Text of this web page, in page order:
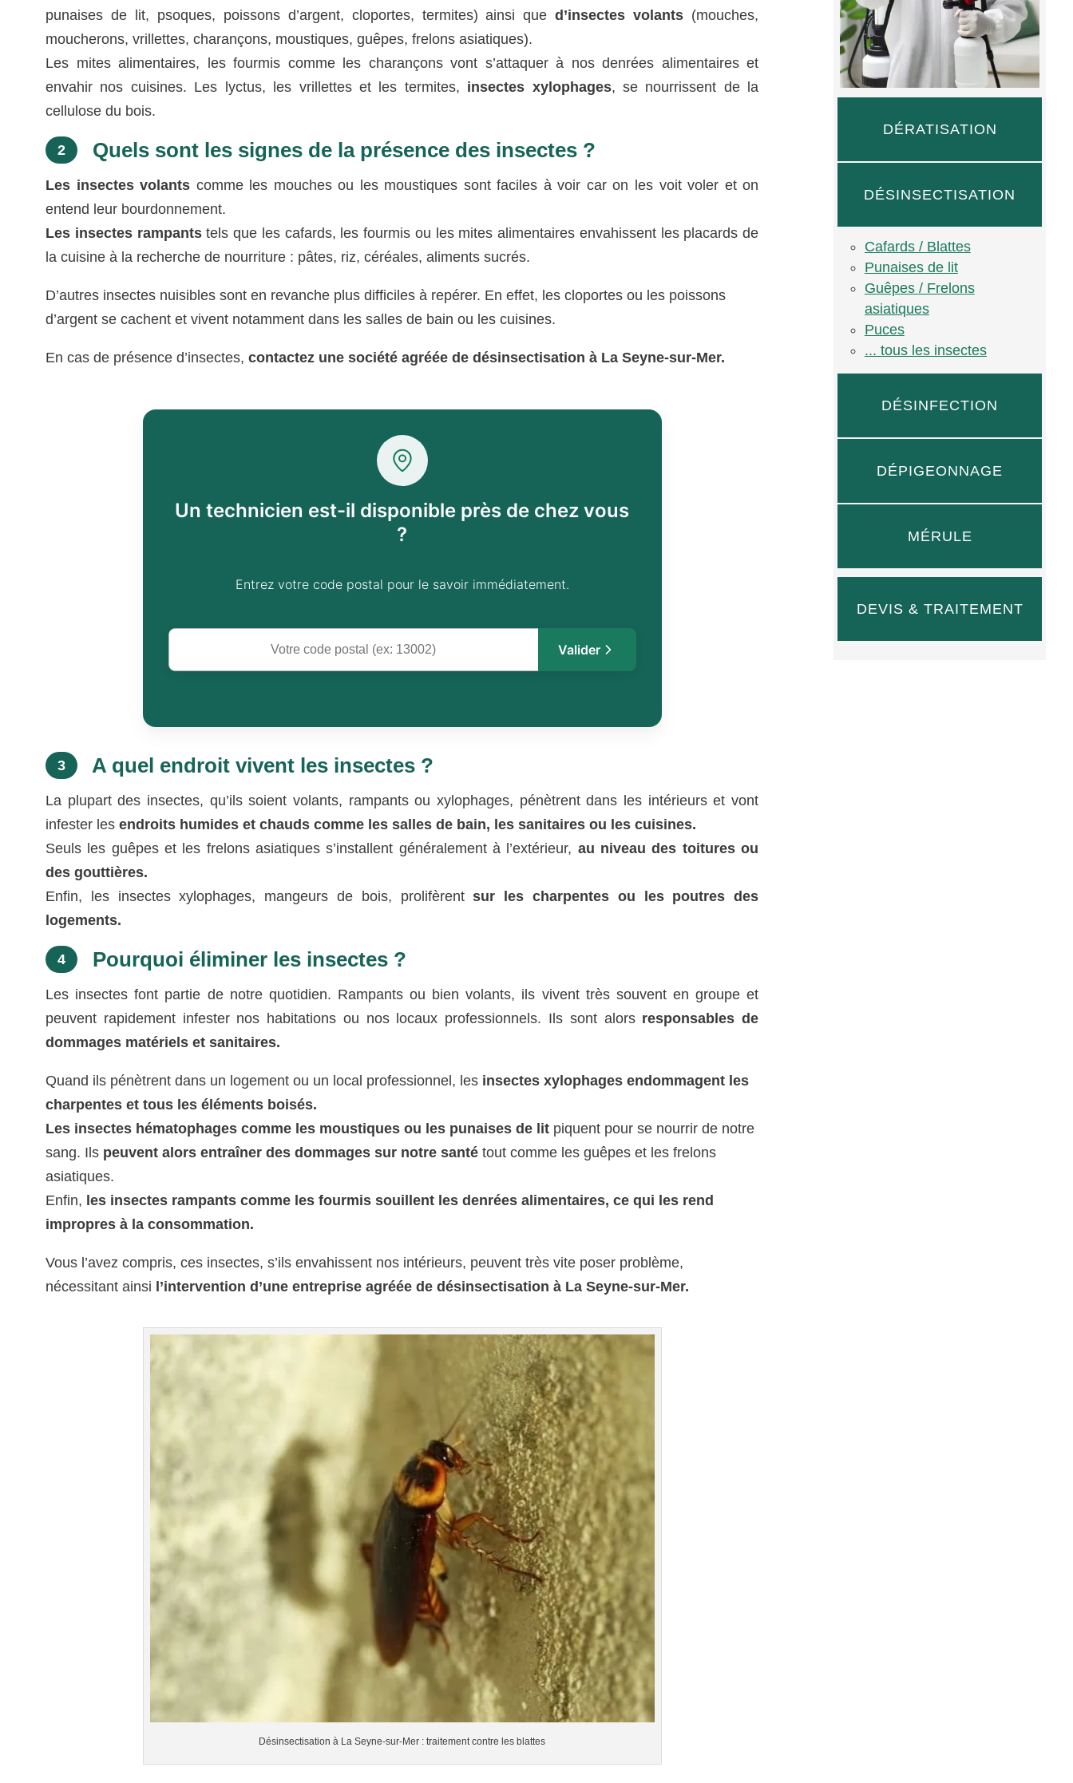
punaises de lit, psoques, poissons d’argent, cloportes, termites) ainsi que d’insectes volants (mouches,
moucherons, vrillettes, charançons, moustiques, guêpes, frelons asiatiques).
Les mites alimentaires, les fourmis comme les charançons vont s’attaquer à nos denrées alimentaires et
envahir nos cuisines. Les lyctus, les vrillettes et les termites, insectes xylophages, se nourrissent de la
cellulose du bois.
2 Quels sont les signes de la présence des insectes ?
Les insectes volants comme les mouches ou les moustiques sont faciles à voir car on les voit voler et on
entend leur bourdonnement.
Les insectes rampantstels que les cafards, les fourmis ou les mites alimentaires envahissent les placards de
la cuisine à la recherche de nourriture : pâtes, riz, céréales, aliments sucrés.
D’autres insectes nuisibles sont en revanche plus difficiles à repérer. En effet, les cloportes ou les poissons
d’argent se cachent et vivent notamment dans les salles de bain ou les cuisines.
En cas de présence d’insectes,contactez une société agréée de désinsectisation à La Seyne-sur-Mer.
Un technicien est-il disponible près de chez vous
?
Entrez votre code postal pour le savoir immédiatement.
Valider
3 A quel endroit vivent les insectes ?
La plupart des insectes, qu’ils soient volants, rampants ou xylophages, pénètrent dans les intérieurs et vont
infester lesendroits humides et chauds comme les salles de bain, les sanitaires ou les cuisines.
Seuls les guêpes et les frelons asiatiques s’installent généralement à l’extérieur, au niveau des toitures ou
des gouttières.
Enfin, les insectes xylophages, mangeurs de bois, prolifèrentsur les charpentes ou les poutres des
logements.
4 Pourquoi éliminer les insectes ?
Les insectes font partie de notre quotidien. Rampants ou bien volants, ils vivent très souvent en groupe et
peuvent rapidement infester nos habitations ou nos locaux professionnels. Ils sont alorsresponsables de
dommages matériels et sanitaires.
Quand ils pénètrent dans un logement ou un local professionnel, les insectes xylophages endommagent les
charpentes et tous les éléments boisés.
Les insectes hématophages comme les moustiques ou les punaises de lit piquent pour se nourrir de notre
sang. Ils peuvent alors entraîner des dommages sur notre santé tout comme les guêpes et les frelons
asiatiques.
Enfin, les insectes rampants comme les fourmis souillent les denrées alimentaires, ce qui les rend
impropres à la consommation.
Vous l’avez compris, ces insectes, s’ils envahissent nos intérieurs, peuvent très vite poser problème,
nécessitant ainsi l’intervention d’une entreprise agréée de désinsectisation à La Seyne-sur-Mer.
Désinsectisation à La Seyne-sur-Mer : traitement contre les blattes
DÉRATISATION
DÉSINSECTISATION
Cafards / Blattes
Punaises de lit
Guêpes / Frelons
asiatiques
Puces
... tous les insectes
DÉSINFECTION
DÉPIGEONNAGE
MÉRULE
DEVIS & TRAITEMENT